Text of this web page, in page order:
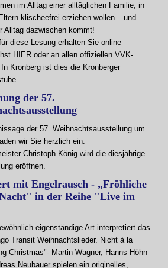
im Alltag einer alltäglichen Familie, in
klischeefrei erziehen wollen – und
Alltag dazwischen kommt!
diese Lesung erhalten Sie online
HIER oder an allen offiziellen VVK-
Kronberg ist dies die Kronberger
der 57.
der 57. Weihnachtsausstellung um
wir Sie herzlich ein.
Christoph König wird die diesjährige
eröffnen.
mit Engelrausch - „Fröhliche
in der Reihe "Live im
eigenständige Art interpretiert das
Transit Weihnachtslieder. Nicht à la
Christmas"- Martin Wagner, Hanns Höhn
Neubauer spielen ein originelles,